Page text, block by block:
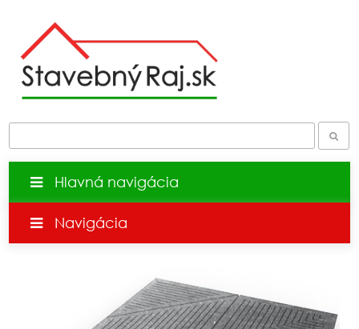
Hlavná navigácia
Navigácia